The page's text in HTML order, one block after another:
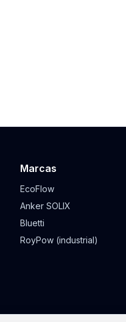
Marcas
EcoFlow
Anker SOLIX
Bluetti
RoyPow (industrial)